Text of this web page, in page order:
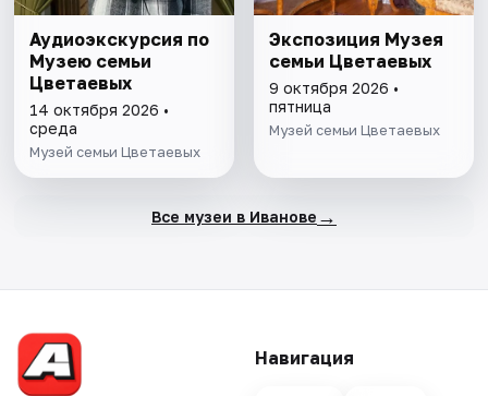
Аудиоэкскурсия по
Музею семьи
Цветаевых
14 октября 2026 •
среда
Музей семьи Цветаевых
Экспозиция Музея
семьи Цветаевых
9 октября 2026 •
пятница
Музей семьи Цветаевых
Все музеи в Иванове →
Навигация